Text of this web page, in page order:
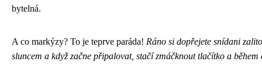
bytelná.
A co markýzy? To je teprve paráda! Ráno si dopřejete snídani
sluncem a když začne připalovat, stačí zmáčknout tlačítko a během